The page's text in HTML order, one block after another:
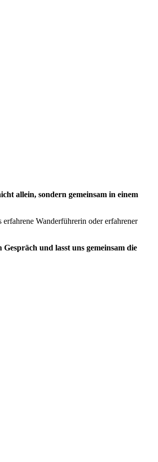
allein, sondern gemeinsam in einem
Wanderführerin oder erfahrener
und lasst uns gemeinsam die